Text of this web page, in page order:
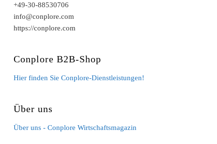
+49-30-88530706
info@conplore.com
https://conplore.com
Conplore B2B-Shop
Hier finden Sie Conplore-Dienstleistungen!
Über uns
Über uns - Conplore Wirtschaftsmagazin